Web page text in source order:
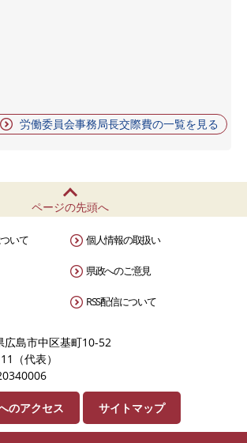
労働委員会事務局長交際費の一覧を見る
ページの先頭へ
いて 個人情報の取扱い
県政へのご意見
RSS配信について
島市中区基町10-52
（代表）
のアクセス サイトマップ